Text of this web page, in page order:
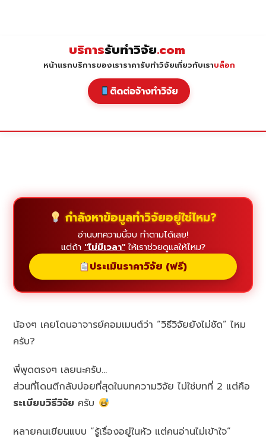
บริการรับทำวิจัย.com
หน้าแรกบริการของเราราคารับทำวิจัยเกี่ยวกับเราบล็อก
ติดต่อจ้างทำวิจัย
กำลังหาข้อมูลทำวิจัยอยู่ใช่ไหม?
อ่านบทความนี้จบ ทำตามได้เลย!
แต่ถ้า "ไม่มีเวลา"ให้เราช่วยดูแลให้ไหม?
ประเมินราคาวิจัย (ฟรี)
น้องๆ เคยโดนอาจารย์คอมเมนต์ว่า “วิธีวิจัยยังไม่ชัด” ไหม
ครับ?
พี่พูดตรงๆ เลยนะครับ…
ส่วนที่โดนตีกลับบ่อยที่สุดในบทความวิจัย ไม่ใช่บทที่ 2 แต่คือ
ระเบียบวิธีวิจัย ครับ
หลายคนเขียนแบบ “รู้เรื่องอยู่ในหัว แต่คนอ่านไม่เข้าใจ”